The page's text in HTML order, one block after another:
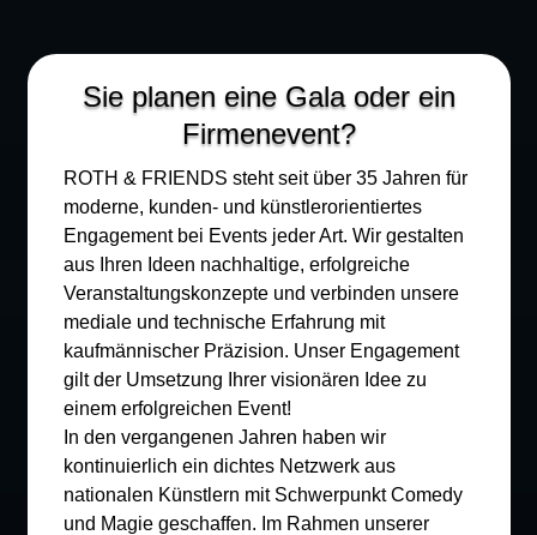
Sie planen eine Gala oder ein
Firmenevent?
ROTH & FRIENDS steht seit über 35 Jahren für
moderne, kunden- und künstlerorientiertes
Engagement bei Events jeder Art. Wir gestalten
aus Ihren Ideen nachhaltige, erfolgreiche
Veranstaltungskonzepte und verbinden unsere
mediale und technische Erfahrung mit
kaufmännischer Präzision. Unser Engagement
gilt der Umsetzung Ihrer visionären Idee zu
einem erfolgreichen Event!
In den vergangenen Jahren haben wir
kontinuierlich ein dichtes Netzwerk aus
nationalen Künstlern mit Schwerpunkt Comedy
und Magie geschaffen. Im Rahmen unserer